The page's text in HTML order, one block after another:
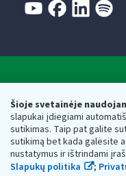
Šioje svetainėje
slapukai įdiegiami
sutikimas. Taip pat galite
sutikimą bet kada galėsite
nustatymus ir ištrindami
Slapukų politika
;
Respublikos
Biudžetinė įstaiga.
adresas: Vasario 16-osios
vmi@vmi.lt, E. pristatymo
Duomenys apie
Respublikos finansų